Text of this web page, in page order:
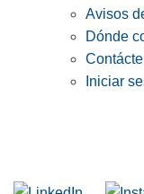
Avisos
Dónde
Iniciar